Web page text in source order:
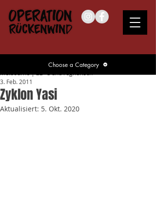
Zyklon Yasi
3. Feb. 2011
Aktualisiert: 5. Okt. 2020
Choose a Category